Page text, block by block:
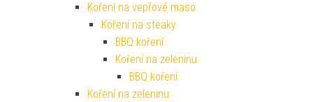
Koření na vepřové maso
Koření na steaky
BBQ koření
Koření na zeleninu
BBQ koření
Koření na zeleninu